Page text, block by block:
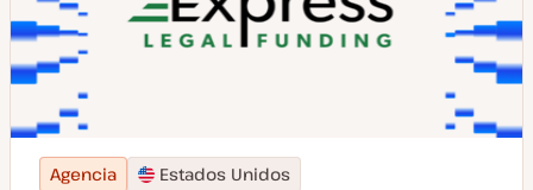
Agencia Estados Unidos